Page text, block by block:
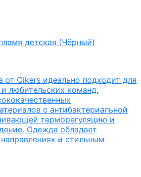
детская (Чёрный)
от Cikers идеально подходит для
любительских команд.
с антибактериальной
терморегуляцию и
Одежда обладает
и стильным